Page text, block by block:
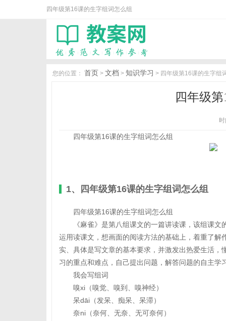
四年级第16课的生字组词怎么组
您的位置： 首页 > 文档 > 知识学习 > 四年级第16课的生字组
四年级
四年级第16课的生字组词怎么组
1、四年级第16课的生字组词怎么组
四年级第16课的生字组词怎么组
《麻雀》是第八组课文的一篇讲读课，该组课
运用读课文，想画面的阅读方法的基础上，着重了
实、具体是写文章的基本要求，并激发出热爱生活
习的重点和难点，自己提出问题，解答问题的自主学
我会写组词
嗅xi（嗅觉、嗅到、嗅神经）
呆dāi（发呆、痴呆、呆滞）
奈ni（奈何、无奈、无可奈何）